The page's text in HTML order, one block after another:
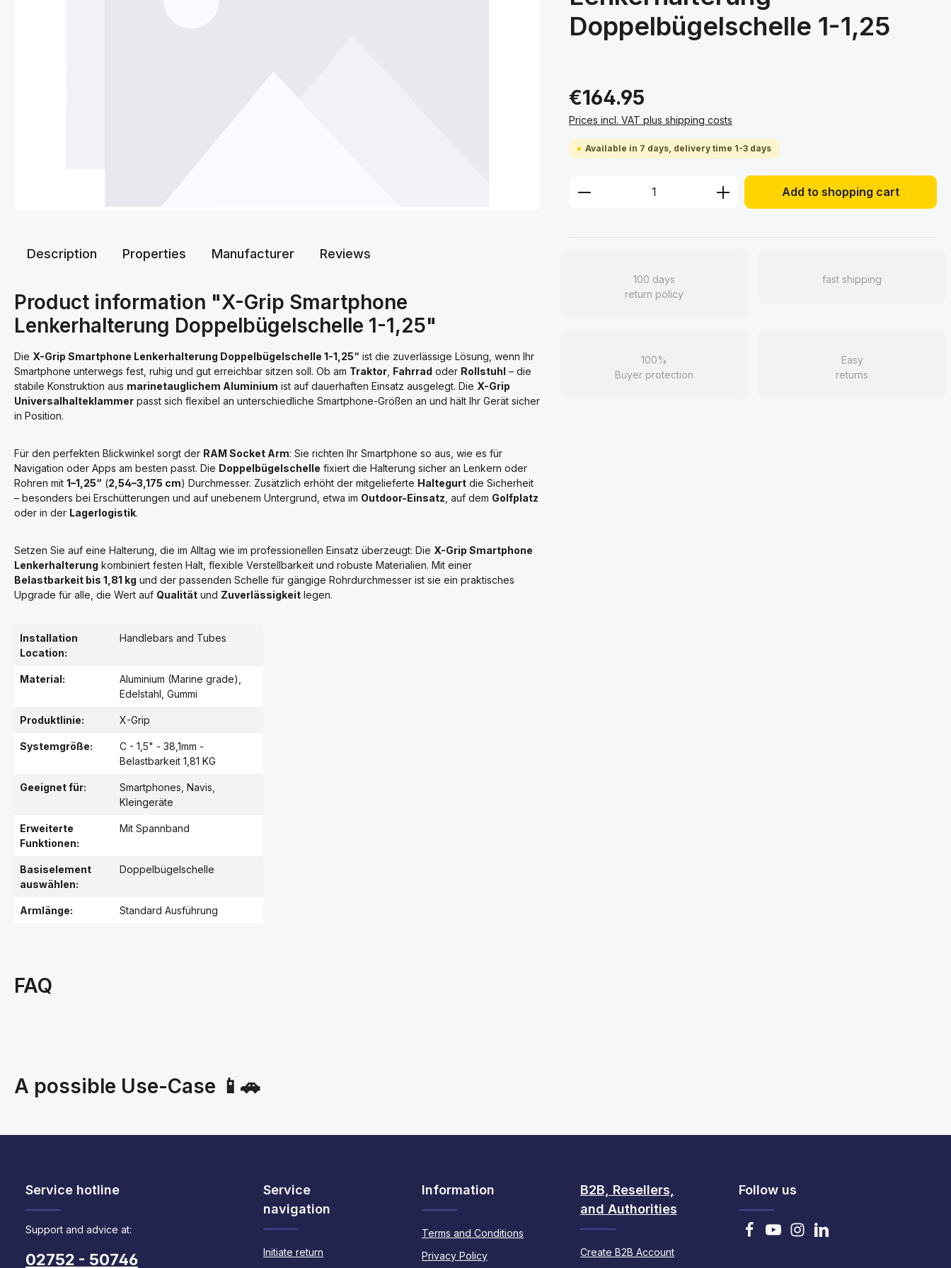
Doppelbügelschelle 1-1,25
€164.95
Prices incl. VAT plus shipping costs
Available in 7 days, delivery time 1-3 days
Product Quantity: Enter the desired amount
Add to shopping cart
100 days
return policy
fast shipping
100%
Buyer protection
Easy
returns
Description Properties Manufacturer Reviews
Product information "X-Grip Smartphone
Lenkerhalterung Doppelbügelschelle 1-1,25"
Die X-Grip Smartphone Lenkerhalterung Doppelbügelschelle 1-1,25“ ist die zuverlässige Lösung, wenn Ihr
Smartphone unterwegs fest, ruhig und gut erreichbar sitzen soll. Ob am Traktor Fahrrad oder Rollstuhl – die
stabile Konstruktion aus marinetauglichem Aluminium ist auf dauerhaften Einsatz ausgelegt. Die X-Grip
Universalhalteklammer passt sich flexibel an unterschiedliche Smartphone-Größen an und hält Ihr Gerät sicher
in Position.
Für den perfekten Blickwinkel sorgt der RAM Socket Arm: Sie richten Ihr Smartphone so aus, wie es für
Navigation oder Apps am besten passt. Die Doppelbügelschelle fixiert die Halterung sicher an Lenkern oder
Rohren mit 1–1,25“ (2,54–3,175 cm) Durchmesser. Zusätzlich erhöht der mitgelieferte Haltegurt die Sicherheit
– besonders bei Erschütterungen und auf unebenem Untergrund, etwa im Outdoor-Einsatz , auf dem Golfplatz
oder in der Lagerlogistik.
Setzen Sie auf eine Halterung, die im Alltag wie im professionellen Einsatz überzeugt: Die X-Grip Smartphone
Lenkerhalterung kombiniert festen Halt, flexible Verstellbarkeit und robuste Materialien. Mit einer
Belastbarkeit bis 1,81 kg und der passenden Schelle für gängige Rohrdurchmesser ist sie ein praktisches
Upgrade für alle, die Wert auf Qualität und Zuverlässigkeit legen.
Installation
Location:
Handlebars and Tubes
Material: Aluminium (Marine grade)
Edelstahl , Gummi
Produktlinie: X-Grip
Systemgröße:
C - 1,5" - 38,1mm -
Belastbarkeit 1,81 KG
Geeignet für:
Smartphones, Navis,
Kleingeräte
Erweiterte
Funktionen:
Mit Spannband
Basiselement
auswählen:
Doppelbügelschelle
Armlänge: Standard Ausführung
FAQ
A possible Use-Case 📱🚗
Service hotline
Support and advice at:
02752 - 50746
Service
navigation
Initiate return
Information
Terms and Conditions
Privacy Policy
B2B, Resellers,
and Authorities
Create B2B Account
Follow us